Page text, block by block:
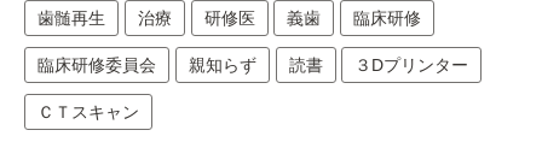
歯髄再生 治療 研修医 義歯 臨床研修
臨床研修委員会 親知らず 読書 ３Dプリンター
ＣＴスキャン